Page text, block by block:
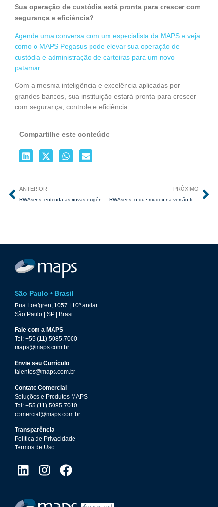
Sua operação de custódia está pronta para crescer com
segurança e eficiência?
Agende uma conversa com um especialista da MAPS e veja
como o MAPS Pegasus pode elevar sua operação de
custódia e administração de carteiras para um novo
patamar.
Com a mesma inteligência e excelência aplicadas por
grandes bancos, sua instituição estará pronta para crescer
com segurança, controle e eficiência.
Compartilhe este conteúdo
ANTERIOR PRÓXIMO
RWAsens: o que mudou na versão final da Resolução BCB 470 em relação ao Edital 102, por Aníbal Codina
São Paulo • Brasil
Rua Loefgren, 1057 | 10º andar
São Paulo | SP | Brasil
Fale com a MAPS
Tel: +55 (11) 5085.7000
maps@maps.com.br
Envie seu Currículo
talentos@maps.com.br
Contato Comercial
Soluções e Produtos MAPS
Tel: +55 (11) 5085.7010
comercial@maps.com.br
Transparência
Política de Privacidade
Termos de Uso